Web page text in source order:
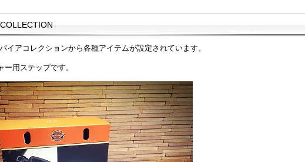
イアコレクションから各種アイテムが設定されています。
用ステップです。